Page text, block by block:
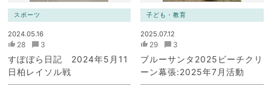
スポーツ
2024.05.16
28 3
すぽぼら日記 2024年5月11
日柏レイソル戦
子ども・教育
2025.07.12
29 3
ブルーサンタ2025ビーチクリ
ーン幕張:2025年7月活動